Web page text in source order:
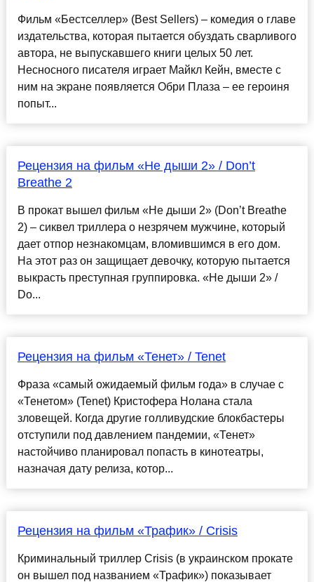
Фильм «Бестселлер» (Best Sellers) – комедия о главе
издательства, которая пытается обуздать сварливого
автора, не выпускавшего книги целых 50 лет.
Несносного писателя играет Майкл Кейн, вместе с
ним на экране появляется Обри Плаза – ее героиня
попыт...
Рецензия на фильм «Не дыши 2» / Don’t
Breathe 2
В прокат вышел фильм «Не дыши 2» (Don’t Breathe
2) – сиквел триллера о незрячем мужчине, который
дает отпор незнакомцам, вломившимся в его дом.
На этот раз он защищает девочку, которую пытается
выкрасть преступная группировка. «Не дыши 2» /
Do...
Рецензия на фильм «Тенет» / Tenet
Фраза «самый ожидаемый фильм года» в случае с
«Тенетом» (Tenet) Кристофера Нолана стала
зловещей. Когда другие голливудские блокбастеры
отступили под давлением пандемии, «Тенет»
настойчиво планировал попасть в кинотеатры,
назначая дату релиза, котор...
Рецензия на фильм «Трафик» / Crisis
Криминальный триллер Crisis (в украинском прокате
он вышел под названием «Трафик») показывает